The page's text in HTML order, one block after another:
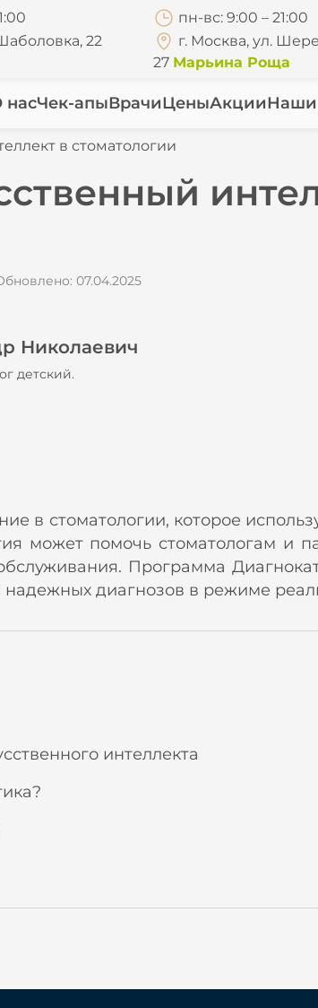
22
пн-вс: 9:00 – 21:00
г. Москва, ул.
27 Марьина Роща
насЧек-апыВрачиЦеныАкцииНаши
в стоматологии
07.04.2025
Николаевич
детский.
в стоматологии, которое
может помочь стоматологам и
Программа
надежных диагнозов в режиме
интеллекта